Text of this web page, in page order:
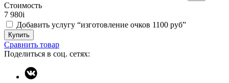
Стоимость
7 980i
Добавить услугу “изготовление очков 1100 руб”
Купить
Сравнить товар
Поделиться в соц. сетях: